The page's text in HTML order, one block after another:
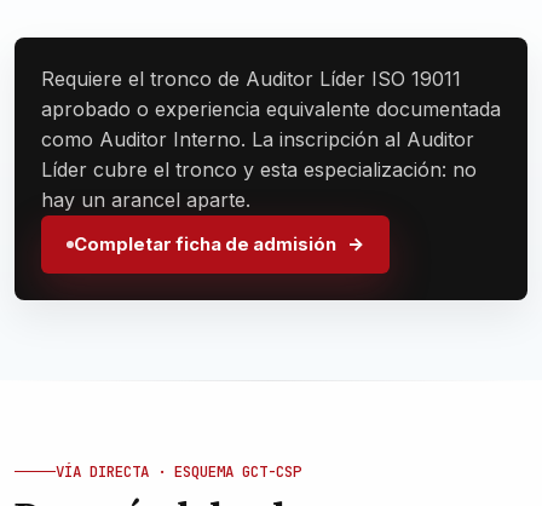
Requiere el tronco de Auditor Líder ISO 19011
aprobado o experiencia equivalente documentada
como Auditor Interno. La inscripción al Auditor
Líder cubre el tronco y esta especialización: no
hay un arancel aparte.
Completar ficha de admisión
VÍA DIRECTA · ESQUEMA GCT-CSP